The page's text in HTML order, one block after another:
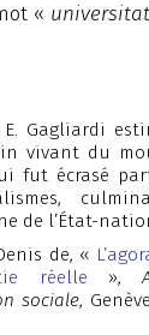
«
E. Gagliardi
vivant du
fut écrasé
de l’État-
de, «
réelle »,
sociale,